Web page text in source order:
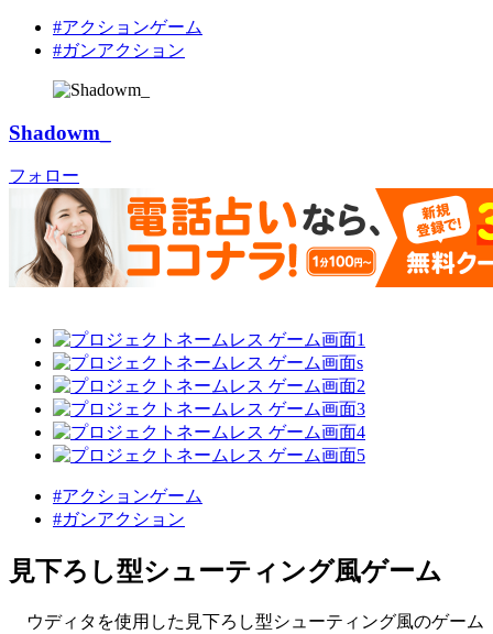
#アクションゲーム
#ガンアクション
Shadowm_
フォロー
#アクションゲーム
#ガンアクション
見下ろし型シューティング風ゲーム
ウディタを使用した見下ろし型シューティング風のゲーム